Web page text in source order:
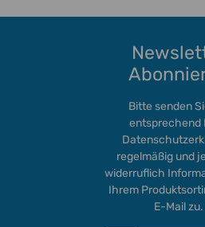
Bitte senden
entsprechend
regelmäßig und
widerruflich
Ihrem
E-Mail zu.